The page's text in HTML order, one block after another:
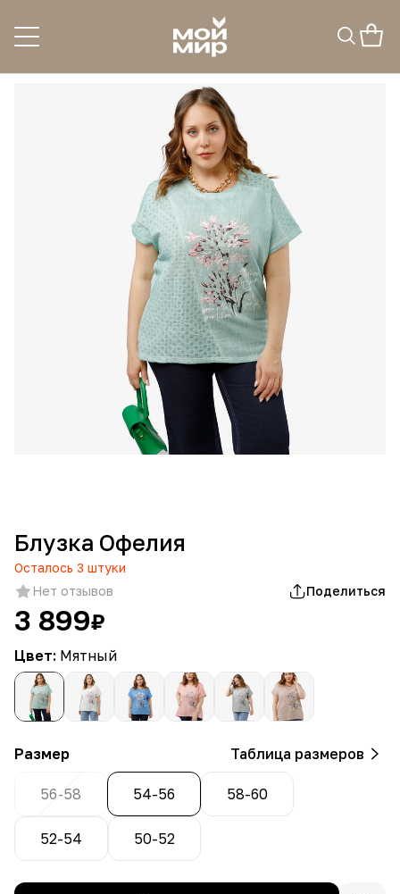
Блузка Офелия
Осталось 3 штуки
Нет отзывов
Поделиться
3 899₽
Цвет: Мятный
Размер Таблица размеров
56-58 54-56 58-60
52-54 50-52